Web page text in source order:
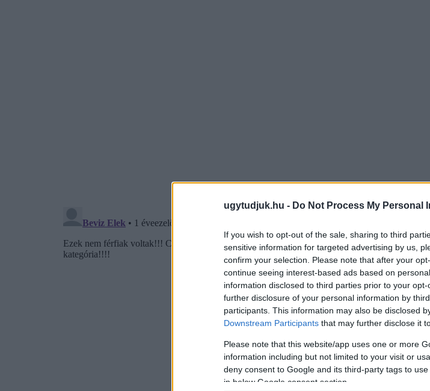
ugytudjuk.hu - Do Not Process My Personal
If you wish to opt-out of the sale, sharing to third
sensitive information for targeted advertising by us,
confirm your selection. Please note that after your
continue seeing interest-based ads based on
information disclosed to third parties prior to your
further disclosure of your personal information by
participants. This information may also be disclosed
Downstream Participants that may further disclose it
Please note that this website/app uses one or more
information including but not limited to your visit or
deny consent to Google and its third-party tags to
in below Google consent section.